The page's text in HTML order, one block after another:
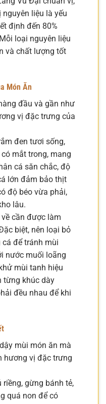
liệu là yếu
định đến 80%
loại nguyên liệu
và chất lượng tốt
Món Ăn
đầu và gần như
vị đặc trưng của
đen tươi sống,
mắt trong, mang
cá săn chắc, độ
lớn đảm bảo thịt
độ béo vừa phải,
lâu.
cần được làm
biệt, nên loại bỏ
để tránh mùi
nước muối loãng
mùi tanh hiệu
từng khúc dày
đều nhau để khi
mùi món ăn mà
hương vị đặc trưng
riềng, gừng bánh tẻ,
quá non để có